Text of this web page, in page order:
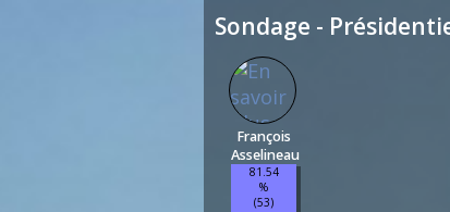
Sondage -
François
Asselineau
81.54
%
(53)